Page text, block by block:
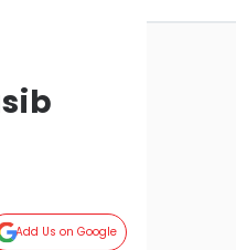
Add Us on Google